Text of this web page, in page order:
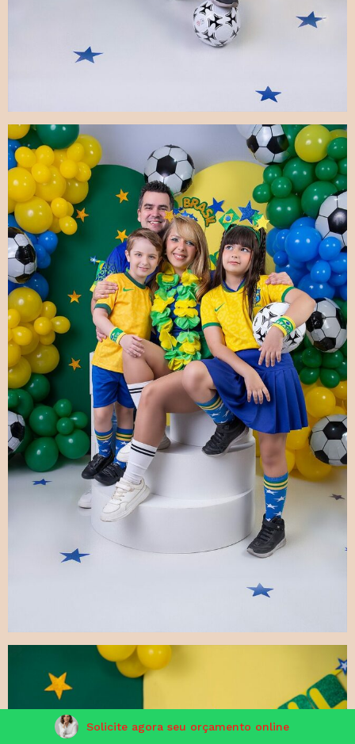
Solicite agora seu orçamento online